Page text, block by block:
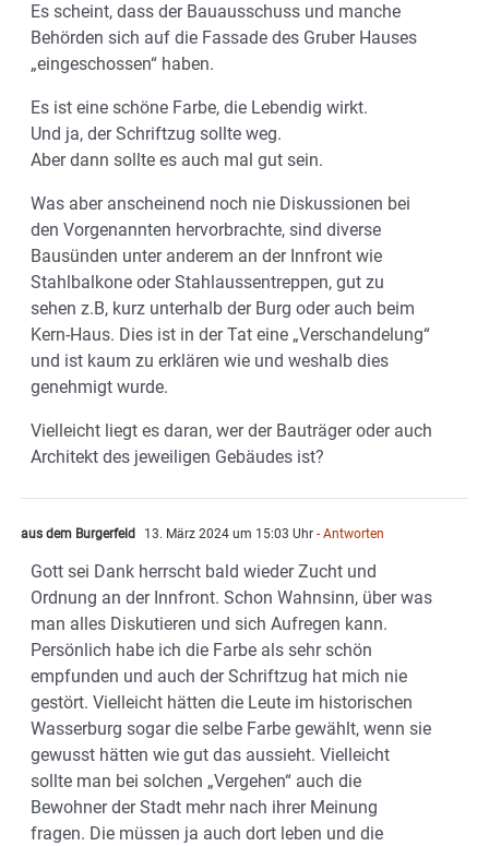
Es scheint, dass der Bauausschuss und manche
Behörden sich auf die Fassade des Gruber Hauses
„eingeschossen“ haben.
Es ist eine schöne Farbe, die Lebendig wirkt.
Und ja, der Schriftzug sollte weg.
Aber dann sollte es auch mal gut sein.
Was aber anscheinend noch nie Diskussionen bei
den Vorgenannten hervorbrachte, sind diverse
Bausünden unter anderem an der Innfront wie
Stahlbalkone oder Stahlaussentreppen, gut zu
sehen z.B, kurz unterhalb der Burg oder auch beim
Kern-Haus. Dies ist in der Tat eine „Verschandelung“
und ist kaum zu erklären wie und weshalb dies
genehmigt wurde.
Vielleicht liegt es daran, wer der Bauträger oder auch
Architekt des jeweiligen Gebäudes ist?
aus dem Burgerfeld 13. März 2024 um 15:03 Uhr - Antworten
Gott sei Dank herrscht bald wieder Zucht und
Ordnung an der Innfront. Schon Wahnsinn, über was
man alles Diskutieren und sich Aufregen kann.
Persönlich habe ich die Farbe als sehr schön
empfunden und auch der Schriftzug hat mich nie
gestört. Vielleicht hätten die Leute im historischen
Wasserburg sogar die selbe Farbe gewählt, wenn sie
gewusst hätten wie gut das aussieht. Vielleicht
sollte man bei solchen „Vergehen“ auch die
Bewohner der Stadt mehr nach ihrer Meinung
fragen. Die müssen ja auch dort leben und die